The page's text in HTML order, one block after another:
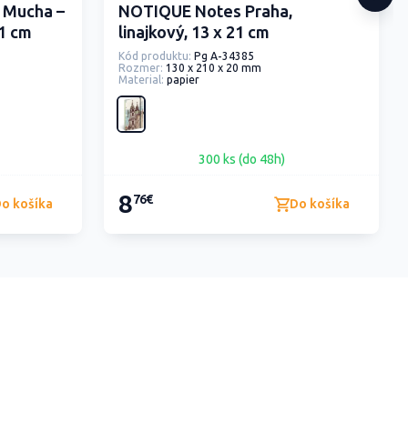
–
cm
košíka
NOTIQUE Notes Praha,
linajkový, 13 x 21 cm
Kód produktu: Pg A-34385
Rozmer: 130 x 210 x 20 mm
Material: papier
300 ks (do 48h)
876€ Do košíka